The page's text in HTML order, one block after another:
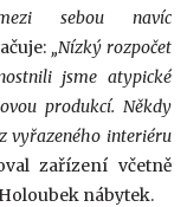
sebou navíc
„Nízký rozpočet
jsme atypické
produkcí. Někdy
vyřazeného interiéru
zařízení včetně
nábytek.